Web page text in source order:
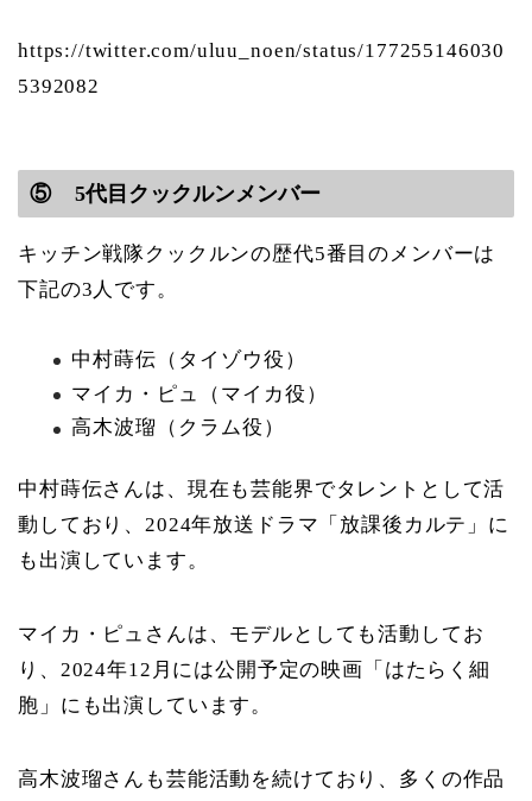
https://twitter.com/uluu_noen/status/177255146030
5392082
⑤ 5代目クックルンメンバー
キッチン戦隊クックルンの歴代5番目のメンバーは
下記の3人です。
中村蒔伝（タイゾウ役）
マイカ・ピュ（マイカ役）
高木波瑠（クラム役）
中村蒔伝さんは、現在も芸能界でタレントとして活
動しており、2024年放送ドラマ「放課後カルテ」に
も出演しています。
マイカ・ピュさんは、モデルとしても活動してお
り、2024年12月には公開予定の映画「はたらく細
胞」にも出演しています。
高木波瑠さんも芸能活動を続けており、多くの作品